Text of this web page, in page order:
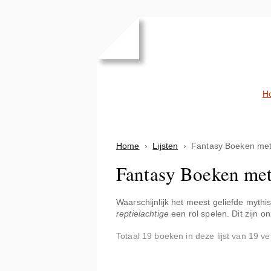
Home › Lijsten › Fantasy Boeken
Fantasy Boeken
Waarschijnlijk het meest geliefde
reptielachtigeeen rol spelen. Dit zijn
Totaal 19 boeken in deze lijst van 19